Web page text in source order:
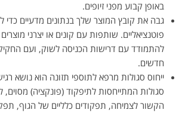
באופן קבוע מפני זיופים.
גבה את קובץ המוצר שלך בנתונים מדעיים כדי
פוטנציאליים. שותפות עם קונים או יצרני
להתמודד עם דרישות הכניסה לשוק, ועם
חדשים.
ייחוס סגולות מרפא לתוספי תזונה הוא נושא
סגולות המתייחסות לתיפקוד (פונקציה) מסוים,
הקשור לצמיחה, תפקודים כלליים של הגוף,